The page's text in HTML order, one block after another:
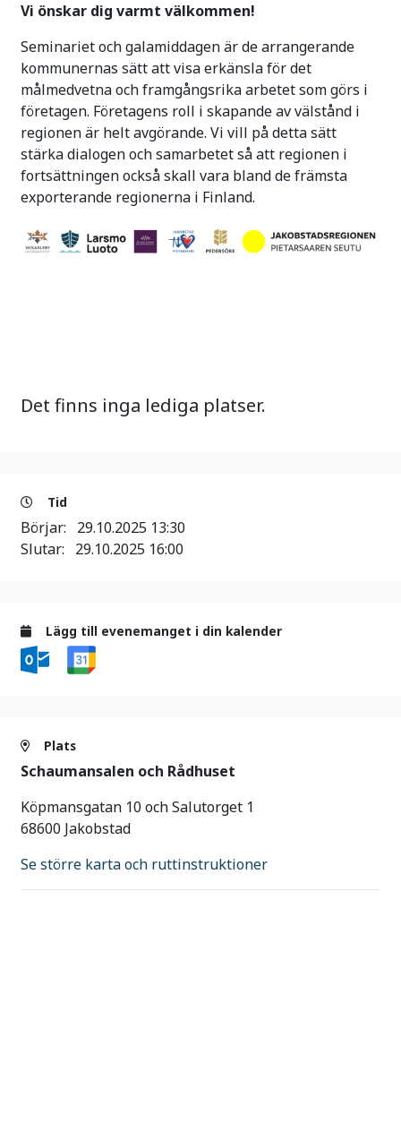
Vi önskar dig varmt välkommen!
Seminariet och galamiddagen är de arrangerande
kommunernas sätt att visa erkänsla för det
målmedvetna och framgångsrika arbetet som görs i
företagen. Företagens roll i skapande av välstånd i
regionen är helt avgörande. Vi vill på detta sätt
stärka dialogen och samarbetet så att regionen i
fortsättningen också skall vara bland de främsta
exporterande regionerna i Finland.
Det finns inga lediga platser.
Tid
Börjar: 29.10.2025 13:30
Slutar: 29.10.2025 16:00
Lägg till evenemanget i din kalender
Plats
Schaumansalen och Rådhuset
Köpmansgatan 10 och Salutorget 1
68600 Jakobstad
Se större karta och ruttinstruktioner